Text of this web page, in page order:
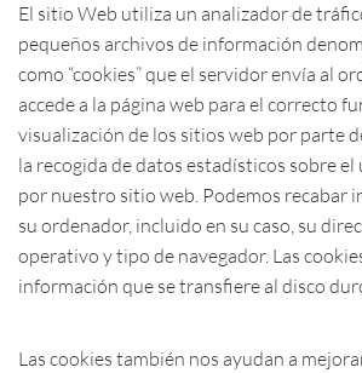
El sitio Web utiliza un analizador de
pequeños archivos de información
como “cookies” que el servidor envía al
accede a la página web para el correcto
visualización de los sitios web por parte
la recogida de datos estadísticos sobre el
por nuestro sitio web. Podemos recabar
su ordenador, incluido en su caso, su
operativo y tipo de navegador. Las
información que se transfiere al disco
Las cookies también nos ayudan a